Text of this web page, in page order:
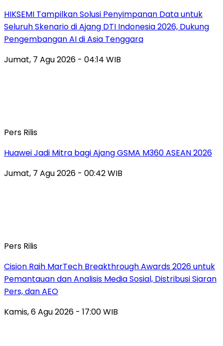
HIKSEMI Tampilkan Solusi Penyimpanan Data untuk
Seluruh Skenario di Ajang DTI Indonesia 2026, Dukung
Pengembangan AI di Asia Tenggara
Jumat, 7 Agu 2026 - 04:14 WIB
Pers Rilis
Huawei Jadi Mitra bagi Ajang GSMA M360 ASEAN 2026
Jumat, 7 Agu 2026 - 00:42 WIB
Pers Rilis
Cision Raih MarTech Breakthrough Awards 2026 untuk
Pemantauan dan Analisis Media Sosial, Distribusi Siaran
Pers, dan AEO
Kamis, 6 Agu 2026 - 17:00 WIB